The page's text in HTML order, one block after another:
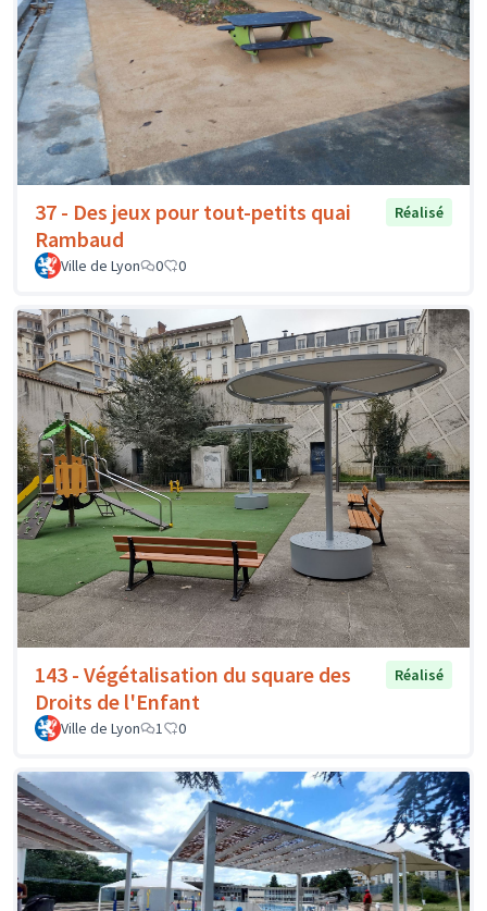
37 - Des jeux pour tout-petits quai
Rambaud
Réalisé
Ville de Lyon 0 0
143 - Végétalisation du square des
Droits de l'Enfant
Réalisé
Ville de Lyon 1 0